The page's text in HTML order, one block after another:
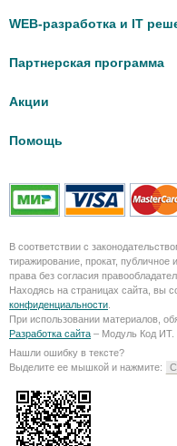
WEB-разработка и IT
Партнерская программа
Акции
Помощь
В соответствии с
тиражирование, прокат, публичное
права без согласия
Находясь на страницах сайта, вы
конфиденциальности
При использовании материалов,
Разработка сайта – Модуль Код ИТ.
Нашли ошибку в тексте?
Выделите ее мышкой и нажмите: